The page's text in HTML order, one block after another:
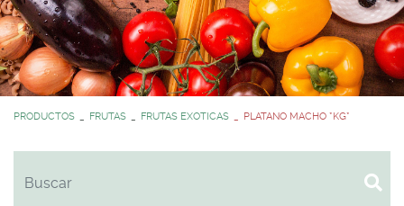
PRODUCTOS FRUTAS FRUTAS EXOTICAS PLATANO MACHO *KG*